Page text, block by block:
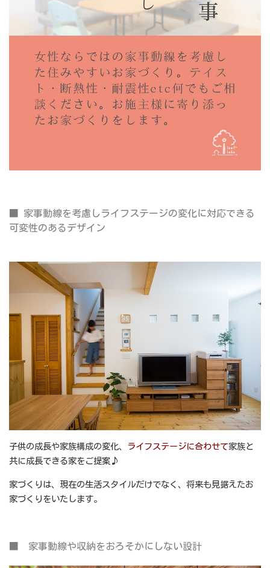
■ 家事動線を考慮しライフステージの変化に対応できる
可変性のあるデザイン
子供の成長や家族構成の変化、 ライフステー ジに合わせて家族と
共に成長できる家をご提案♪
家づくりは、現在の生活スタイルだけでなく、将来も見据えたお
家づくりをいたします。
■ 家事動線や収納をおろそかにしない設計